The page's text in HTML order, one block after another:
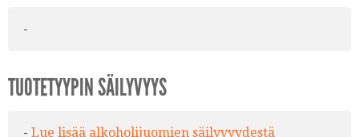
-
TUOTETYYPIN SÄILYVYYS
- Lue lisää alkoholijuomien säilyvyydestä